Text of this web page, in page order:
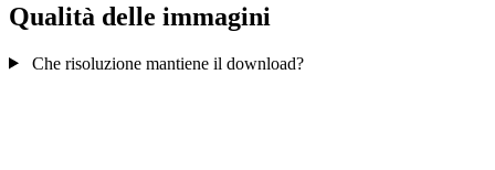
Qualità delle immagini
Che risoluzione mantiene il download?